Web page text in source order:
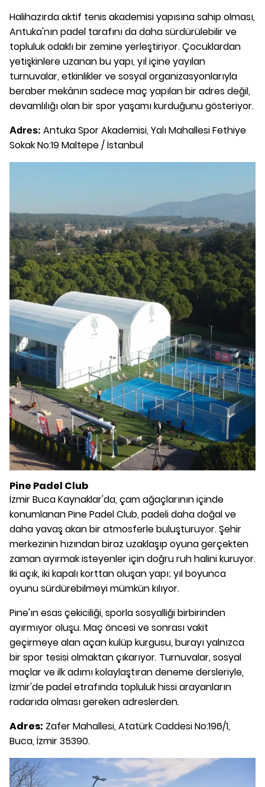
Halihazırda aktif tenis akademisi yapısına sahip olması,
Antuka'nın padel tarafını da daha sürdürülebilir ve
topluluk odaklı bir zemine yerleştiriyor. Çocuklardan
yetişkinlere uzanan bu yapı, yıl içine yayılan
turnuvalar, etkinlikler ve sosyal organizasyonlarıyla
beraber mekânın sadece maç yapılan bir adres değil,
devamlılığı olan bir spor yaşamı kurduğunu gösteriyor.
Adres: Antuka Spor Akademisi, Yalı Mahallesi Fethiye
Sokak No:19 Maltepe / İstanbul
Pine Padel Club
İzmir Buca Kaynaklar'da, çam ağaçlarının içinde
konumlanan Pine Padel Club, padeli daha doğal ve
daha yavaş akan bir atmosferle buluşturuyor. Şehir
merkezinin hızından biraz uzaklaşıp oyuna gerçekten
zaman ayırmak isteyenler için doğru ruh halini kuruyor.
İki açık, iki kapalı korttan oluşan yapı; yıl boyunca
oyunu sürdürebilmeyi mümkün kılıyor.
Pine'ın esas çekiciliği, sporla sosyalliği birbirinden
ayırmıyor oluşu. Maç öncesi ve sonrası vakit
geçirmeye alan açan kulüp kurgusu, burayı yalnızca
bir spor tesisi olmaktan çıkarıyor. Turnuvalar, sosyal
maçlar ve ilk adımı kolaylaştıran deneme dersleriyle,
İzmir'de padel etrafında topluluk hissi arayanların
radarıda olması gereken adreslerden.
Adres: Zafer Mahallesi, Atatürk Caddesi No:196/1,
Buca, İzmir 35390.